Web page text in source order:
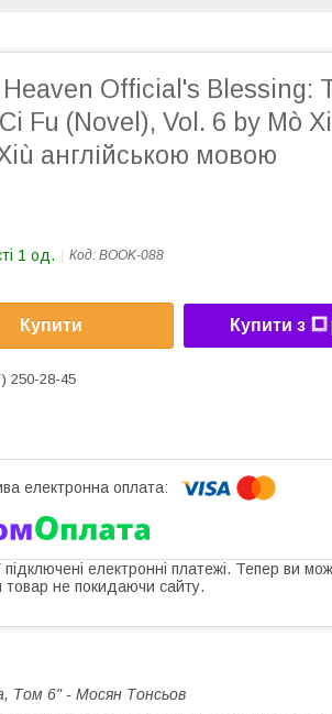
Heaven Official's Blessing:
Fu (Novel), Vol. 6 by Mò
англійською мовою
1 од. Код: BOOK-088
Купити Купити з
250-28-45
підключені електронні платежі. Тепер ви
товар не покидаючи сайту.
Том 6" - Мосян Тонсьов